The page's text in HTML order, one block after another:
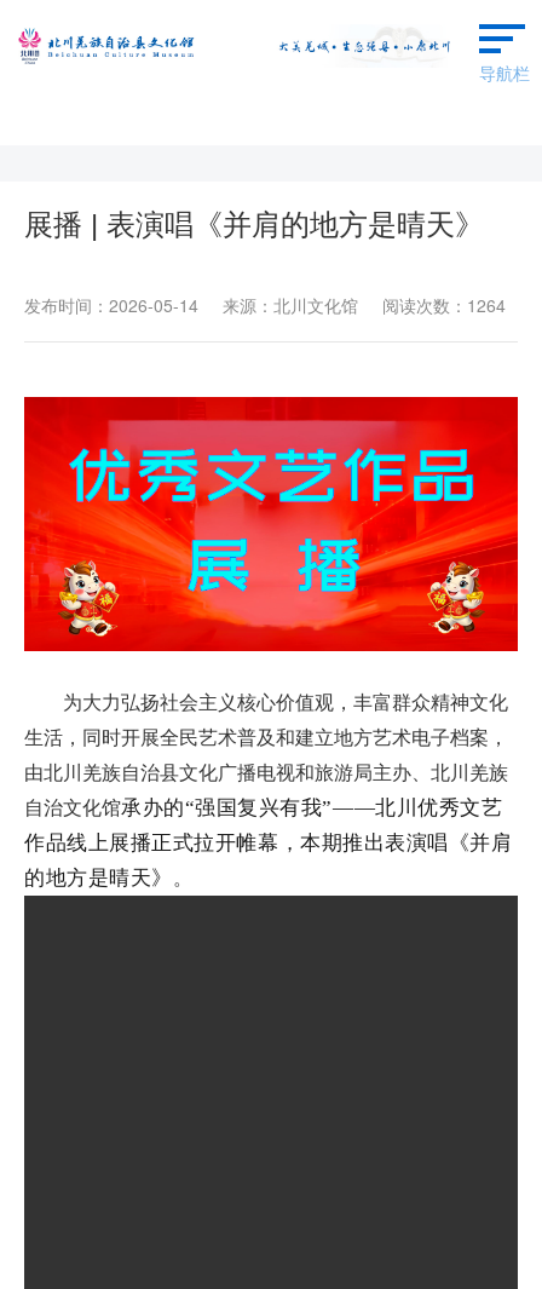
导航栏
本馆概况
场馆预约
广场舞蹈
数字文化云
展播 | 表演唱《并肩的地方是晴天》
发布时间：2026-05-14 来源：北川文化馆 阅读次数：1264
为大力弘扬社会主义核心价值观，丰富群众精神文化
生活，同时开展全民艺术普及和建立地方艺术电子档案，
由北川羌族自治县文化广播电视和旅游局主办、北川羌族
自治文化馆承办的“强国复兴有我”——北川优秀文艺
作品线上展播正式拉开帷幕，本期推出表演唱《并肩
的地方是晴天》
。